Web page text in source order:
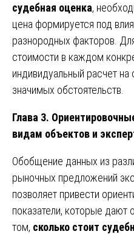
судебная оценка,
цена формируется под
разнородных факторов.
стоимости в каждом
индивидуальный расчет на
значимых обстоятельств.
Глава 3.
видам объектов и
Обобщение данных из
рыночных предложений
позволяет привести
показатели, которые
том, сколько стоит